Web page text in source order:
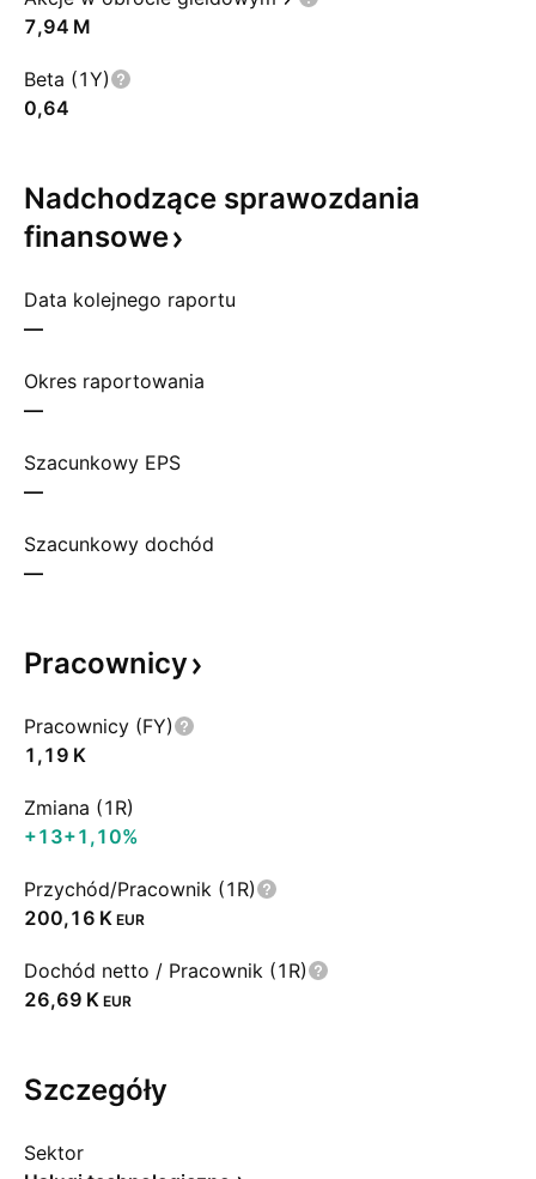
‪7,94 M‬
Beta (1Y)
0,64
Nadchodzące sprawozdania
finansowe
Data kolejnego raportu
—
Okres raportowania
—
Szacunkowy EPS
—
Szacunkowy dochód
—
Pracownicy
Pracownicy (FY)
‪1,19 K‬
Zmiana (1R)
+13+1,10%
Przychód/Pracownik (1R)
‪200,16 K‬ EUR
Dochód netto / Pracownik (1R)
‪26,69 K‬ EUR
Szczegóły
Sektor